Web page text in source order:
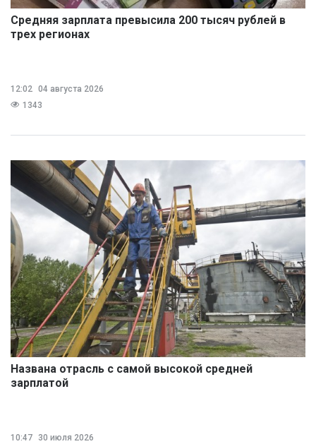
Средняя зарплата превысила 200 тысяч рублей в
трех регионах
12:02 04 августа 2026
1343
Названа отрасль с самой высокой средней
зарплатой
10:47
30 июля 2026